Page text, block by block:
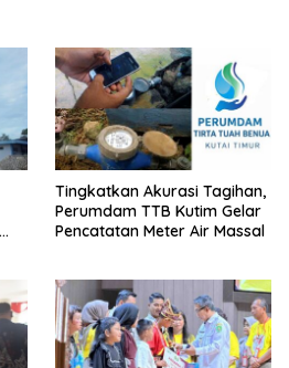
Tingkatkan Akurasi Tagihan,
Perumdam TTB Kutim Gelar
Pencatatan Meter Air Massal